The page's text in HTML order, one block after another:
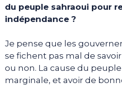
du peuple sahraoui pour
indépendance ?
Je pense que les
se fichent pas mal de
ou non. La cause du
marginale, et avoir de